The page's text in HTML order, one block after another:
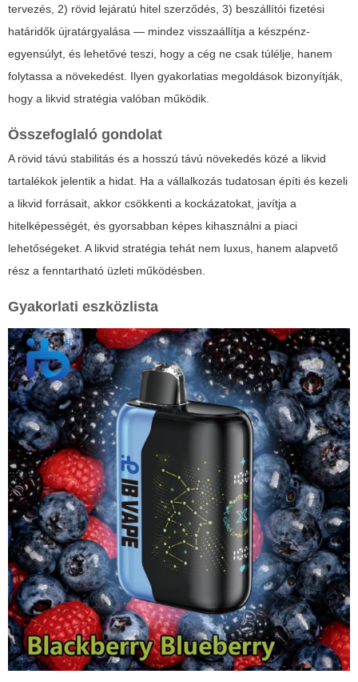
tervezés, 2) rövid lejáratú hitel szerződés, 3) beszállítói fizetési
határidők újratárgyalása — mindez visszaállítja a készpénz-
egyensúlyt, és lehetővé teszi, hogy a cég ne csak túlélje, hanem
folytassa a növekedést. Ilyen gyakorlatias megoldások bizonyítják,
hogy a likvid stratégia valóban működik.
Összefoglaló gondolat
A rövid távú stabilitás és a hosszú távú növekedés közé a likvid
tartalékok jelentik a hidat. Ha a vállalkozás tudatosan építi és kezeli
a likvid forrásait, akkor csökkenti a kockázatokat, javítja a
hitelképességét, és gyorsabban képes kihasználni a piaci
lehetőségeket. A likvid stratégia tehát nem luxus, hanem alapvető
rész a fenntartható üzleti működésben.
Gyakorlati eszközlista